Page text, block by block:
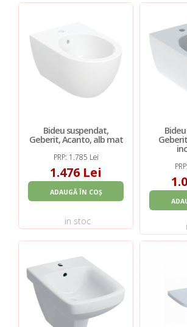
Bideu suspendat,
Geberit, Acanto, alb mat
PRP: 1.785 Lei
1.476 Lei
ADAUGĂ ÎN COȘ
in stoc